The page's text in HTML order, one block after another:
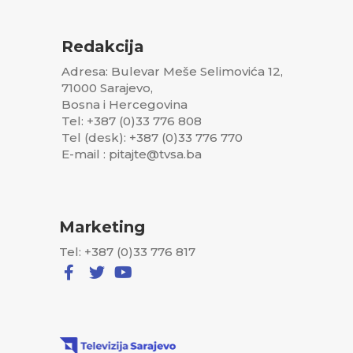
Foto: Socijalni radnik u Udruženju “Oaza”, Lejla Hreljić-Vučić
Redakcija
Adresa: Bulevar Meše Selimovića 12,
71000 Sarajevo,
Bosna i Hercegovina
Tel: +387 (0)33 776 808
Tel (desk): +387 (0)33 776 770
E-mail : pitajte@tvsa.ba
Marketing
Tel: +387 (0)33 776 817